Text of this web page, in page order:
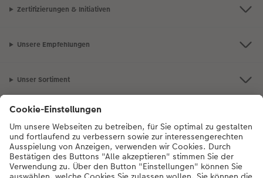
Zertifizierungen & Initiativen
Unsere Empfehlungen
Unser Sortiment
Service
Mehr zum CEWE Fotoservice